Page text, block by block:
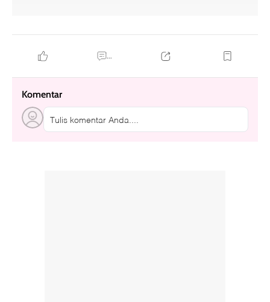
...
Komentar
Tulis komentar Anda....